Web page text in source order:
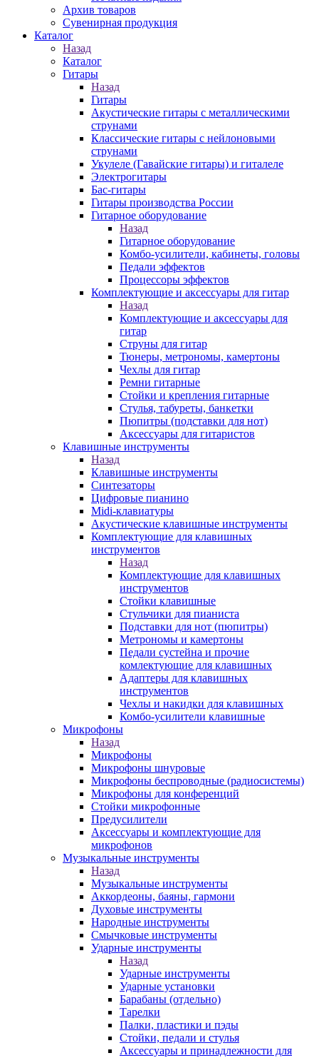
Архив товаров
Сувенирная продукция
Каталог
Назад
Каталог
Гитары
Назад
Гитары
Акустические гитары с металлическими
струнами
Классические гитары с нейлоновыми
струнами
Укулеле (Гавайские гитары) и гиталеле
Электрогитары
Бас-гитары
Гитары производства России
Гитарное оборудование
Назад
Гитарное оборудование
Комбо-усилители, кабинеты, головы
Педали эффектов
Процессоры эффектов
Комплектующие и аксессуары для гитар
Назад
Комплектующие и аксессуары для
гитар
Струны для гитар
Тюнеры, метрономы, камертоны
Чехлы для гитар
Ремни гитарные
Стойки и крепления гитарные
Стулья, табуреты, банкетки
Пюпитры (подставки для нот)
Аксессуары для гитаристов
Клавишные инструменты
Назад
Клавишные инструменты
Синтезаторы
Цифровые пианино
Midi-клавиатуры
Акустические клавишные инструменты
Комплектующие для клавишных
инструментов
Назад
Комплектующие для клавишных
инструментов
Стойки клавишные
Стульчики для пианиста
Подставки для нот (пюпитры)
Метрономы и камертоны
Педали сустейна и прочие
комлектующие для клавишных
Адаптеры для клавишных
инструментов
Чехлы и накидки для клавишных
Комбо-усилители клавишные
Микрофоны
Назад
Микрофоны
Микрофоны шнуровые
Микрофоны беспроводные (радиосистемы)
Микрофоны для конференций
Стойки микрофонные
Предусилители
Аксессуары и комплектующие для
микрофонов
Музыкальные инструменты
Назад
Музыкальные инструменты
Аккордеоны, баяны, гармони
Духовые инструменты
Народные инструменты
Смычковые инструменты
Ударные инструменты
Назад
Ударные инструменты
Ударные установки
Барабаны (отдельно)
Тарелки
Палки, пластики и пэды
Стойки, педали и стулья
Аксессуары и принадлежности для